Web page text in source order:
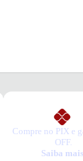
Compre no PIX e
OFF.
Saiba